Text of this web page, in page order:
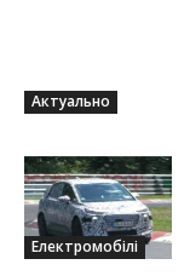
Актуально
Електромобілі